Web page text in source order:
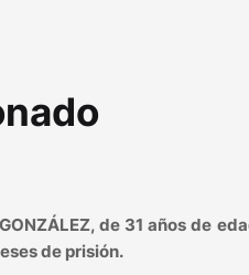
de 31 años de
de prisión.